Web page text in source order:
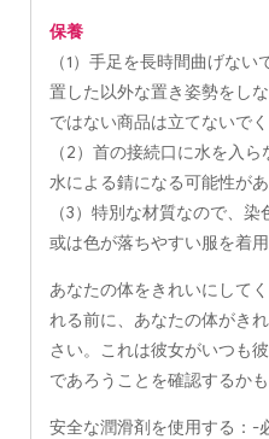
保養
（1）手足を長時間曲げな
置した以外な置き姿勢をし
ではない商品は立てないでく
（2）首の接続口に水を入
水による錆になる可能性があ
（3）特別な材質なので、
或は色が落ちやすい服を着
あなたの体をきれいにして
れる前に、あなたの体がき
さい。これは彼女がいつも
であろうことを確認するかも
安全な潤滑剤を使用する：-